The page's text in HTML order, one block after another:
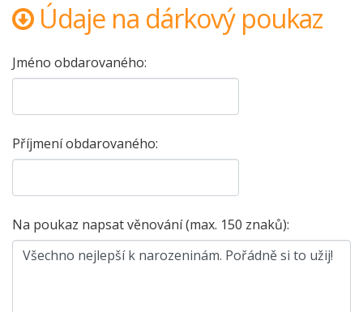
Údaje na dárkový poukaz
Jméno obdarovaného:
Příjmení obdarovaného:
Na poukaz napsat věnování (max. 150 znaků):